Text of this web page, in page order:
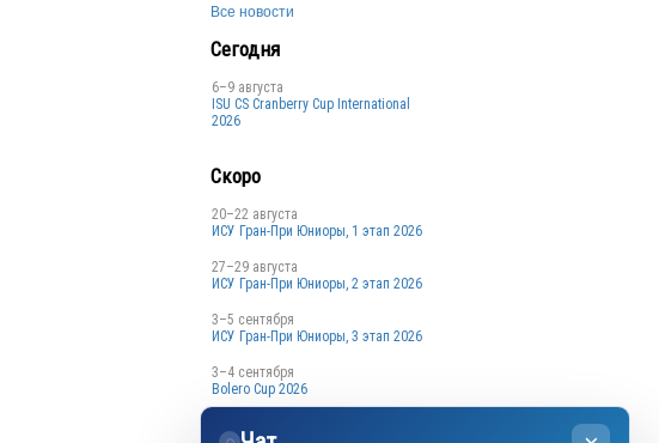
Все новости
Сегодня
6–9 августа
ISU CS Cranberry Cup International
2026
Скоро
20–22 августа
ИСУ Гран-При Юниоры, 1 этап 2026
27–29 августа
ИСУ Гран-При Юниоры, 2 этап 2026
3–5 сентября
ИСУ Гран-При Юниоры, 3 этап 2026
3–4 сентября
Bolero Cup 2026